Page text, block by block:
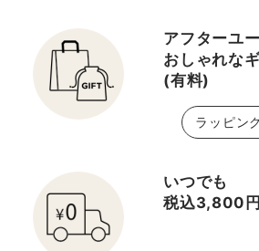
アフターユ
おしゃれな
(有料)
ラッピン
いつでも
税込3,800